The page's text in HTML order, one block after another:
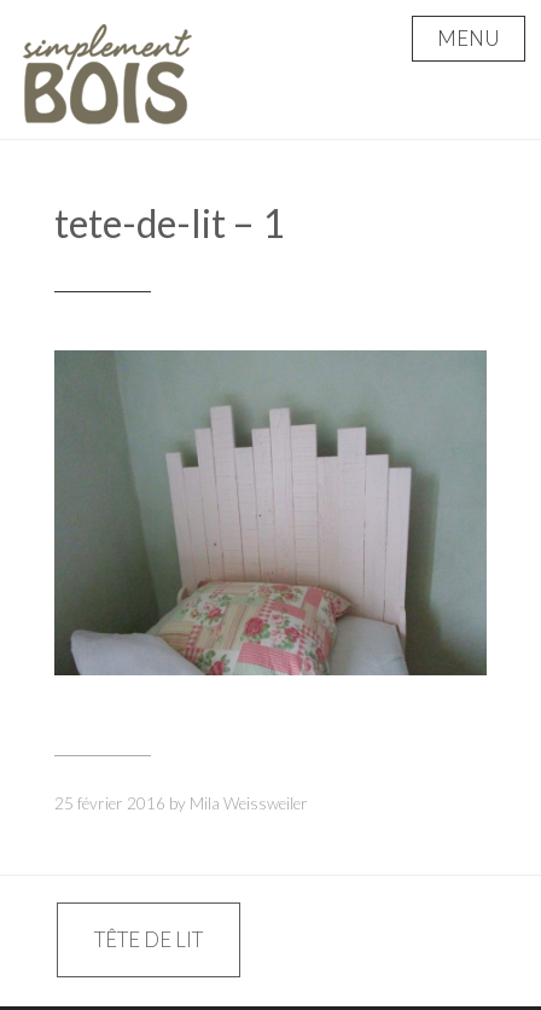
content
MENU
tete-de-lit – 1
25 février 2016 by Mila Weissweiler
Navigation
de
TÊTE DE LIT